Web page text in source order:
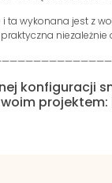
i ta wykonana jest z
konfiguracji